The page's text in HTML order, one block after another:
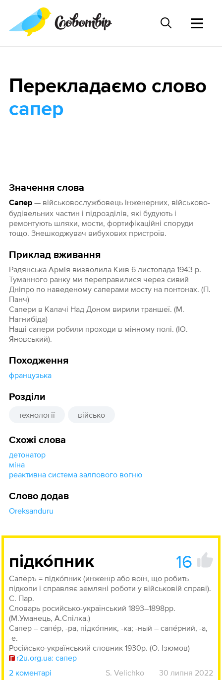
Значення слова
Сапер— військовослужбовець інженерних, військово-
будівельних частин і підрозділів, які будують і
ремонтують шляхи, мости, фортифікаційні споруди
тощо. Знешкоджувач вибухових пристроїв.
Приклад вживання
Радянська Армія визволила Київ 6 листопада 1943 р.
Туманного ранку ми переправилися через сивий
Дніпро по наведеному саперами мосту на понтонах. (П.
Панч)
Сапери в Калачі Над Доном вирили траншеї. (М.
Нагнибіда)
Наші сапери робили проходи в мінному полі. (Ю.
Яновський).
Походження
французька
Розділи
технології військо
Схожі слова
детонатор
міна
реактивна система залпового вогню
Слово додав
Oreksanduru
Перекладаємо слово
сапер
підко́пник 16
Сапёръ = підко́пник (инженїр або воїн, що робить
підкопи і справляє земляні роботи у військовій справі).
С. Пар.
Словарь росийсько-український 1893–1898рр.
(М.Уманець, А.Спілка.)
Сапер – сапе́р, -ра, підко́пник, -ка; -ный – сапе́рний, -а,
-е.
Російсько-український словник 1930р. (О. Ізюмов)
r2u.org.ua: сапер
2 коментарі
S. Velichko 30 липня 2022